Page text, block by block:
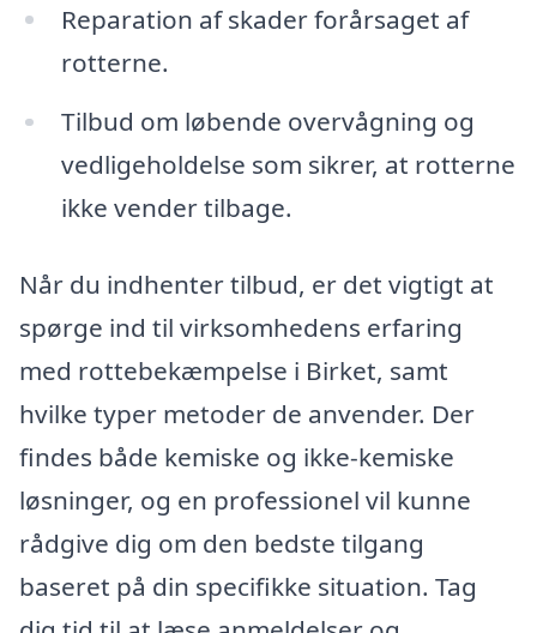
Reparation af skader forårsaget af
rotterne.
Tilbud om løbende overvågning og
vedligeholdelse som sikrer, at rotterne
ikke vender tilbage.
Når du indhenter tilbud, er det vigtigt at
spørge ind til virksomhedens erfaring
med rottebekæmpelse i Birket, samt
hvilke typer metoder de anvender. Der
findes både kemiske og ikke-kemiske
løsninger, og en professionel vil kunne
rådgive dig om den bedste tilgang
baseret på din specifikke situation. Tag